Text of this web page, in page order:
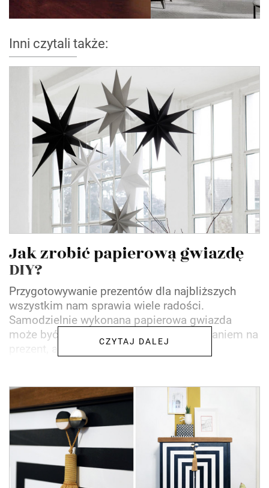
Inni czytali także:
Jak zrobić papierową gwiazdę
DIY?
Przygotowywanie prezentów dla najbliższych
wszystkim nam sprawia wiele radości.
Samodzielnie wykonana papierowa gwiazda
może być nie tylko oryginalnym opakowaniem na
prezent, ale również świąteczną...
CZYTAJ DALEJ